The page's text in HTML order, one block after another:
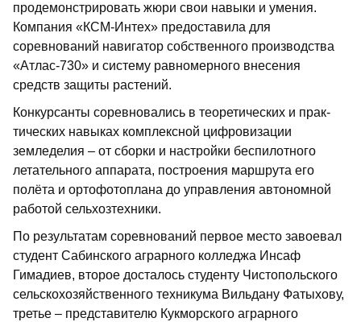
продемонстрировать жюри свои навыки и умения.
Компания «КСМ-Интех» предоставила для
соревнований навигатор собственного производства
«Атлас-730» и систему равномерного внесения
средств защиты растений.
Конкурсанты соревновались в теоретических и прак­
тических навыках комплексной цифровизации
земледелия – от сборки и настройки беспилотного
летательного аппарата, построения марш­рута его
полёта и ортофотоплана до управления автономной
работой сельхозтехники.
По результатам соревнований первое место завоевал
студент Сабинского аграрного колледжа Инсаф
Гимадиев, второе досталось студенту ­Чистопольского
сельскохозяйственного техникума Вильдану Фатыхову,
третье – представителю Кукморского аграрного